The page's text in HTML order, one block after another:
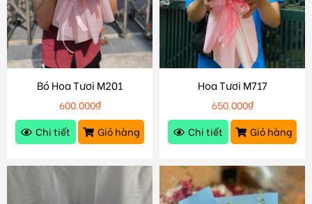
Bó Hoa Tươi M201
600.000₫
Chi tiết
Giỏ hàng
Hoa Tươi M717
650.000₫
Chi tiết
Giỏ hàng